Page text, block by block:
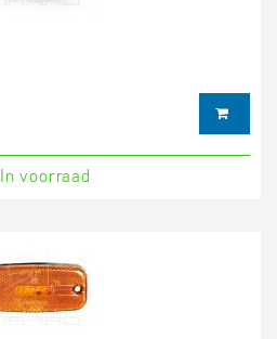
In voorraad